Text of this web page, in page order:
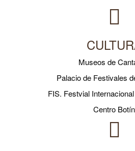
Museos de
Palacio de Festivales
FIS. Festvial
Centro Botín